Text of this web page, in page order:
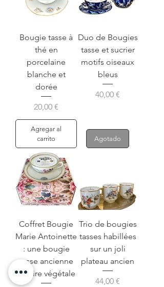
Bougie tasse à
thé en
porcelaine
blanche et
dorée
Precio
20,00 €
Agregar al
carrito
Duo de Bougies
tasse et sucrier
motifs oiseaux
bleus
Precio
40,00 €
Agotado
Coffret Bougie
Marie Antoinette
: une bougie
tasse ancienne
en cire végétale
Trio de bougies
tasses habillées
sur un joli
plateau ancien
Precio
44,00 €